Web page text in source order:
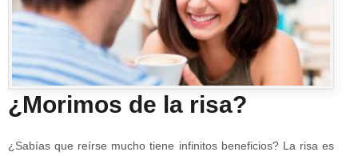
¿Morimos de la risa?
¿Sabías que reírse mucho tiene infinitos beneficios? La risa es